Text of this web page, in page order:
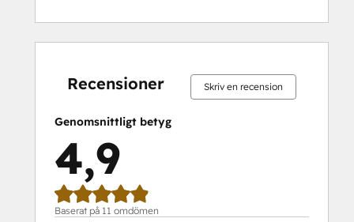
Recensioner Skriv en recension
Genomsnittligt betyg
4,9
Baserat på 11 omdömen